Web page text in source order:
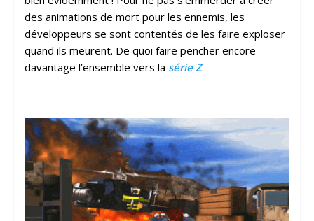
des animations de mort pour les ennemis, les
développeurs se sont contentés de les faire exploser
quand ils meurent. De quoi faire pencher encore
davantage l’ensemble vers la série Z.